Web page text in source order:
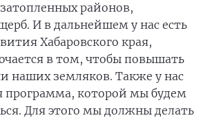
районов,
И в дальнейшем у нас есть
Хабаровского края,
в том, чтобы повышать
наших земляков. Также у нас
программа, которой мы будем
Для этого мы должны делать